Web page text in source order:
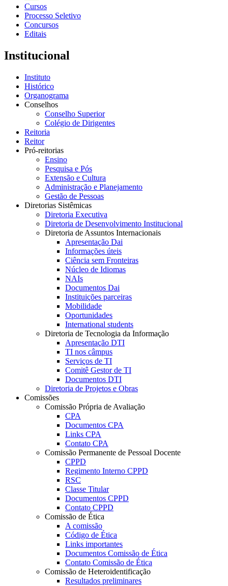
Cursos
Processo Seletivo
Concursos
Editais
Institucional
Instituto
Histórico
Organograma
Conselhos
Conselho Superior
Colégio de Dirigentes
Reitoria
Reitor
Pró-reitorias
Ensino
Pesquisa e Pós
Extensão e Cultura
Administração e Planejamento
Gestão de Pessoas
Diretorias Sistêmicas
Diretoria Executiva
Diretoria de Desenvolvimento Institucional
Diretoria de Assuntos Internacionais
Apresentação Dai
Informações úteis
Ciência sem Fronteiras
Núcleo de Idiomas
NAIs
Documentos Dai
Instituições parceiras
Mobilidade
Oportunidades
International students
Diretoria de Tecnologia da Informação
Apresentação DTI
TI nos câmpus
Serviços de TI
Comitê Gestor de TI
Documentos DTI
Diretoria de Projetos e Obras
Comissões
Comissão Própria de Avaliação
CPA
Documentos CPA
Links CPA
Contato CPA
Comissão Permanente de Pessoal Docente
CPPD
Regimento Interno CPPD
RSC
Classe Titular
Documentos CPPD
Contato CPPD
Comissão de Ética
A comissão
Código de Ética
Links importantes
Documentos Comissão de Ética
Contato Comissão de Ética
Comissão de Heteroidentificação
Resultados preliminares